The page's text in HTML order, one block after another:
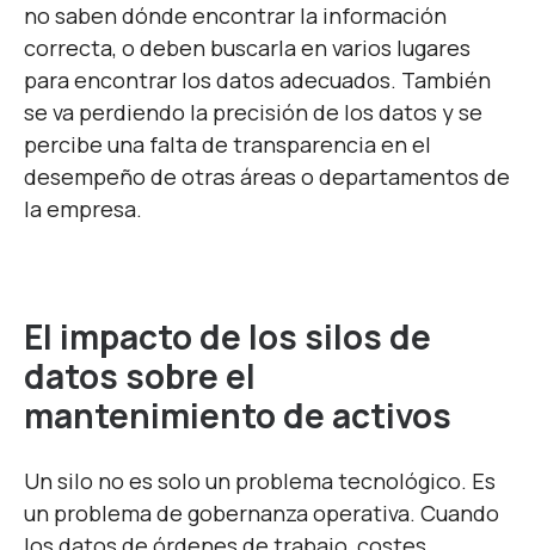
no saben dónde encontrar la información
correcta, o deben buscarla en varios lugares
para encontrar los datos adecuados. También
se va perdiendo la precisión de los datos y se
percibe una falta de transparencia en el
desempeño de otras áreas o departamentos de
la empresa.
El impacto de los silos de
datos sobre el
mantenimiento de activos
Un silo no es solo un problema tecnológico. Es
un problema de gobernanza operativa. Cuando